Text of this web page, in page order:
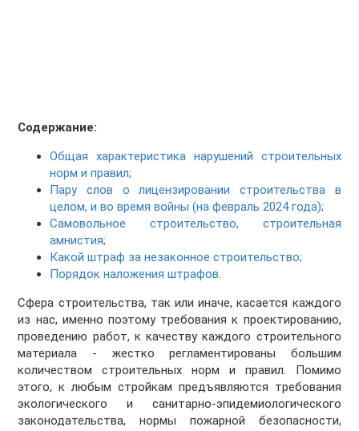
Содержание:
Общая характеристика нарушений строительных
норм и правил;
Пару слов о лицензировании строительства в
целом, и во время войны (на февраль 2024 года);
Самовольное строительство, строительная
амнистия;
Какой штраф за незаконное строительство;
Порядок наложения штрафов.
Сфера строительства, так или иначе, касается каждого
из нас, именно поэтому требования к проектированию,
проведению работ, к качеству каждого строительного
материала - жестко регламентированы большим
количеством строительных норм и правил. Помимо
этого, к любым стройкам предъявляются требования
экологического и санитарно-эпидемиологического
законодательства, нормы пожарной безопасности,